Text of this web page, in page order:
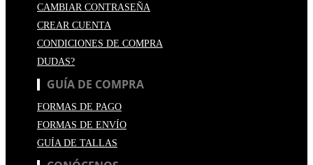
CAMBIAR CONTRASEÑA
CREAR CUENTA
CONDICIONES DE COMPRA
DUDAS?
GUÍA DE COMPRA
FORMAS DE PAGO
FORMAS DE ENVÍO
GUÍA DE TALLAS